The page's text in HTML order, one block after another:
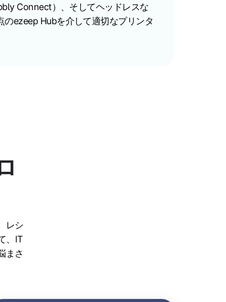
Connect）、そしてヘッドレスな
ezeep Hubを介して適切なプリンタ
レシ
、IT
まさ